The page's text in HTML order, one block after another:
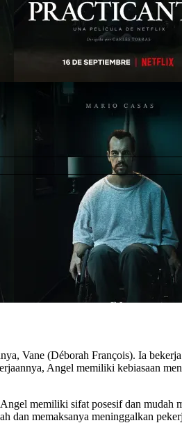
Vane (Déborah François). Ia
Angel memiliki kebiasaan
memiliki sifat posesif dan mudah
dan memaksanya meninggalkan